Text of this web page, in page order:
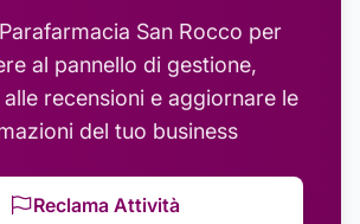
Parafarmacia San Rocco per
al pannello di gestione,
recensioni e aggiornare le
del tuo business
Reclama Attività